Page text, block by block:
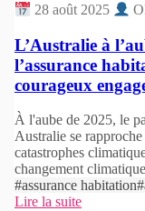
28 août 2025
L’Australie à
l’assurance
courageux
À l'aube de 2025, le
Australie se
catastrophes
changement
#assurance habitation
Lire la suite